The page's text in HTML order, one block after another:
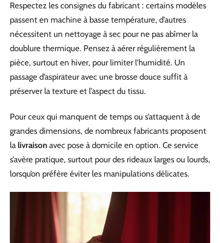
Respectez les consignes du fabricant : certains modèles
passent en machine à basse température, d’autres
nécessitent un nettoyage à sec pour ne pas abîmer la
doublure thermique. Pensez à aérer régulièrement la
pièce, surtout en hiver, pour limiter l’humidité. Un
passage d’aspirateur avec une brosse douce suffit à
préserver la texture et l’aspect du tissu.
Pour ceux qui manquent de temps ou s’attaquent à de
grandes dimensions, de nombreux fabricants proposent
la livraison avec pose à domicile en option. Ce service
s’avère pratique, surtout pour des rideaux larges ou lourds,
lorsqu’on préfère éviter les manipulations délicates.